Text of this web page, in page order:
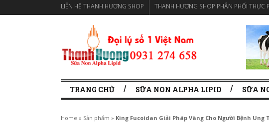
LIÊN HỆ THANH HƯƠNG SHOP THANH HƯƠNG SHOP PHÂN PHỐI THỰC
TRANG CHỦ SỮA NON ALPHA LIPID SỮA
Home » Sản phẩm » King Fucoidan Giải Pháp Vàng Cho Người Bệnh Ung